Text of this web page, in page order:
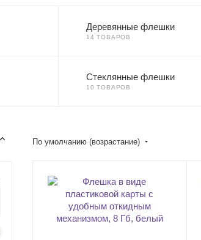
Деревянные флешки
14 ТОВАРОВ
Стеклянные флешки
10 ТОВАРОВ
По умолчанию (возрастание)